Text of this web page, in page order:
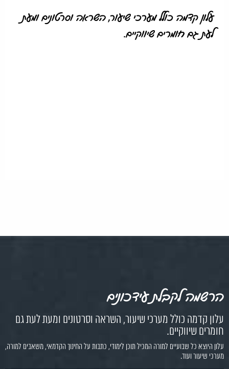
עלון קדמה כולל מערכי שיעור, השראה וסרטונים ומעת
לעת גם חומרים שיווקיים.
הרשמה לקבלת עידכונים
עלון קדמה כולל מערכי שיעור, השראה וסרטונים ומעת לעת גם
חומרים שיווקיים.
עלון היוצא כל שבועיים למורה המכיל תוכן לימודי, כתבות על החינוך הקדמאי, משאבים למורה,
מערכי שיעור ועוד.